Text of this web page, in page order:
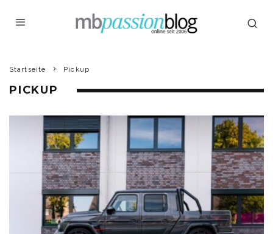
Startseite Pickup
PICKUP